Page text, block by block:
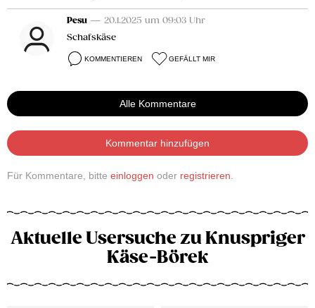
Pesu — 20.1.2025 um 09:03 Uhr
Schafskäse
KOMMENTIEREN GEFÄLLT MIR
Alle Kommentare
Kommentar hinzufügen
Für Kommentare, bitte einloggen oder registrieren
Aktuelle Usersuche zu Knuspriger
Käse-Börek